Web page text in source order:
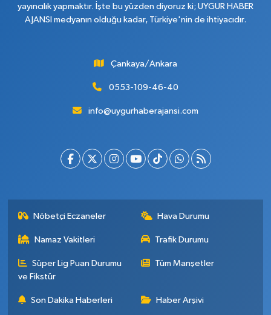
yayıncılık yapmaktır. İşte bu yüzden diyoruz ki; UYGUR HABER
AJANSI medyanın olduğu kadar, Türkiye'nin de ihtiyacıdır.
Çankaya/Ankara
0553-109-46-40
info@uygurhaberajansi.com
Nöbetçi Eczaneler Hava Durumu
Namaz Vakitleri Trafik Durumu
Süper Lig Puan Durumu
ve Fikstür
Tüm Manşetler
Son Dakika Haberleri Haber Arşivi